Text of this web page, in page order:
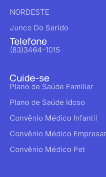
NORDESTE
Junco Do Serido
Telefone
(83)3464-1015
Cuide-se
Plano de Saúde Familiar
Plano de Saúde Idoso
Convênio Médico Infantil
Convênio Médico
Convênio Médico Pet